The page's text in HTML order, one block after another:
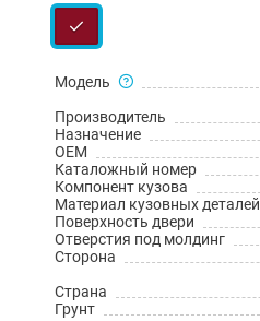
Модель
Производитель
Назначение
OEM
Каталожный номер
Компонент кузова
Материал кузовных деталей
Поверхность двери
Отверстия под молдинг
Сторона
Страна
Грунт